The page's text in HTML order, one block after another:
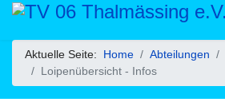
Aktuelle Seite: Home Abteilungen
Loipenübersicht - Infos